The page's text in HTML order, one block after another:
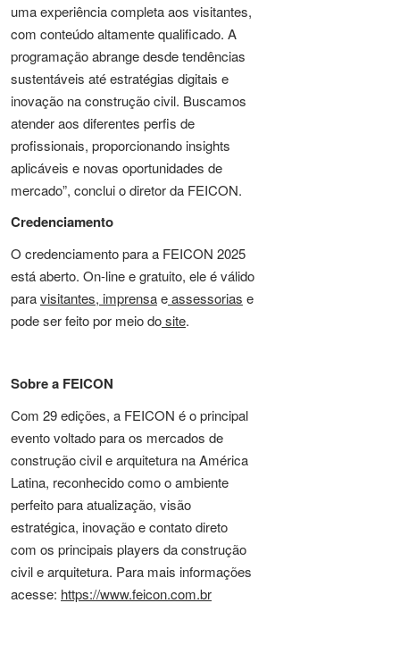
uma experiência completa aos visitantes,
com conteúdo altamente qualificado. A
programação abrange desde tendências
sustentáveis até estratégias digitais e
inovação na construção civil. Buscamos
atender aos diferentes perfis de
profissionais, proporcionando insights
aplicáveis e novas oportunidades de
mercado”, conclui o diretor da FEICON.
Credenciamento
O credenciamento para a FEICON 2025
está aberto. On-line e gratuito, ele é válido
paravisitantes, imprensaeassessorias e
pode ser feito por meio dosite.
Sobre a FEICON
Com 29 edições, a FEICON é o principal
evento voltado para os mercados de
construção civil e arquitetura na América
Latina, reconhecido como o ambiente
perfeito para atualização, visão
estratégica, inovação e contato direto
com os principais players da construção
civil e arquitetura. Para mais informações
acesse: https://www.feicon.com.br